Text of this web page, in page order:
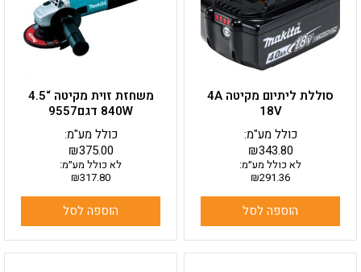
סוללת ליתיום מקיטה 4A
18V
₪343.80
כולל מע"מ:
לא כולל מע״מ:
₪291.36
הוספה לסל
משחזת זוית מקיטה “4.5
840W דגם9557
₪375.00
כולל מע"מ:
לא כולל מע״מ:
₪317.80
הוספה לסל